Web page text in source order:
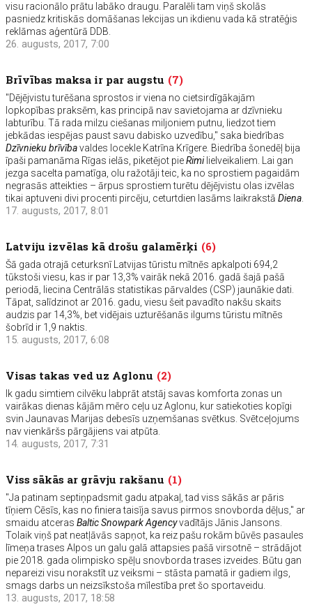
visu racionālo prātu labāko draugu. Paralēli tam viņš skolās
pasniedz kritiskās domāšanas lekcijas un ikdienu vada kā stratēģis
reklāmas aģentūrā DDB.
26. augusts, 2017, 7:00
Brīvības maksa ir par augstu (7)
"Dējējvistu turēšana sprostos ir viena no cietsirdīgākajām
lopkopības praksēm, kas principā nav savietojama ar dzīvnieku
labturību. Tā rada milzu ciešanas miljoniem putnu, liedzot tiem
jebkādas iespējas paust savu dabisko uzvedību," saka biedrības
Dzīvnieku brīvībavaldes locekle Katrīna Krīgere. Biedrība šonedēļ bija
īpaši pamanāma Rīgas ielās, piketējot pieRimilielveikaliem. Lai gan
jezga sacelta pamatīga, olu ražotāji teic, ka no sprostiem pagaidām
negrasās atteikties – ārpus sprostiem turētu dējējvistu olas izvēlas
tikai aptuveni divi procenti pircēju, ceturtdien lasāms laikrakstāDiena
17. augusts, 2017, 8:01
Latviju izvēlas kā drošu galamērķi (6)
Šā gada otrajā ceturksnī Latvijas tūristu mītnēs apkalpoti 694,2
tūkstoši viesu, kas ir par 13,3% vairāk nekā 2016. gadā šajā pašā
periodā, liecina Centrālās statistikas pārvaldes (CSP) jaunākie dati.
Tāpat, salīdzinot ar 2016. gadu, viesu šeit pavadīto nakšu skaits
audzis par 14,3%, bet vidējais uzturēšanās ilgums tūristu mītnēs
šobrīd ir 1,9 naktis.
15. augusts, 2017, 6:08
Visas takas ved uz Aglonu (2)
Ik gadu simtiem cilvēku labprāt atstāj savas komforta zonas un
vairākas dienas kājām mēro ceļu uz Aglonu, kur satiekoties kopīgi
svin Jaunavas Marijas debesīs uzņemšanas svētkus. Svētceļojums
nav vienkāršs pārgājiens vai atpūta.
14. augusts, 2017, 7:31
Viss sākās ar grāvju rakšanu (1)
"Ja patinam septiņpadsmit gadu atpakaļ, tad viss sākās ar pāris
tīņiem Cēsīs, kas no finiera taisīja savus pirmos snovborda dēļus," ar
smaidu atcerasBaltic Snowpark Agencyvadītājs Jānis Jansons.
Tolaik viņš pat neatļāvās sapņot, ka reiz pašu rokām būvēs pasaules
līmeņa trases Alpos un galu galā attapsies pašā virsotnē – strādājot
pie 2018. gada olimpisko spēļu snovborda trases izveides. Būtu gan
nepareizi visu norakstīt uz veiksmi – stāsta pamatā ir gadiem ilgs,
smags darbs un neizsīkstoša mīlestība pret šo sportaveidu.
13. augusts, 2017, 18:58